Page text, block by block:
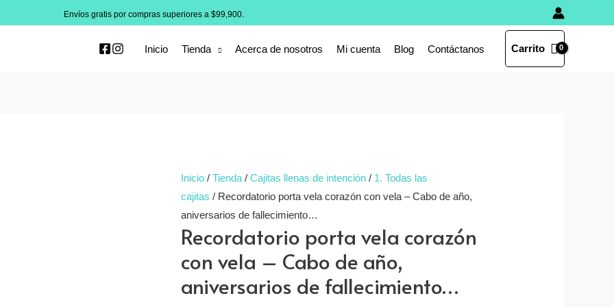
Envíos gratis por compras superiores a $99,900.
Inicio Tienda Acerca de nosotros Mi cuenta Blog Contáctanos Carrito
Inicio / Tienda / Cajitas llenas de intención / 1. Todas las
cajitas / Recordatorio porta vela corazón con vela – Cabo de año,
aniversarios de fallecimiento…
Recordatorio porta vela corazón
con vela – Cabo de año,
aniversarios de fallecimiento…